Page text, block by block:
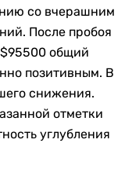
со вчерашним
После пробоя
общий
позитивным. В
снижения.
отметки
углубления